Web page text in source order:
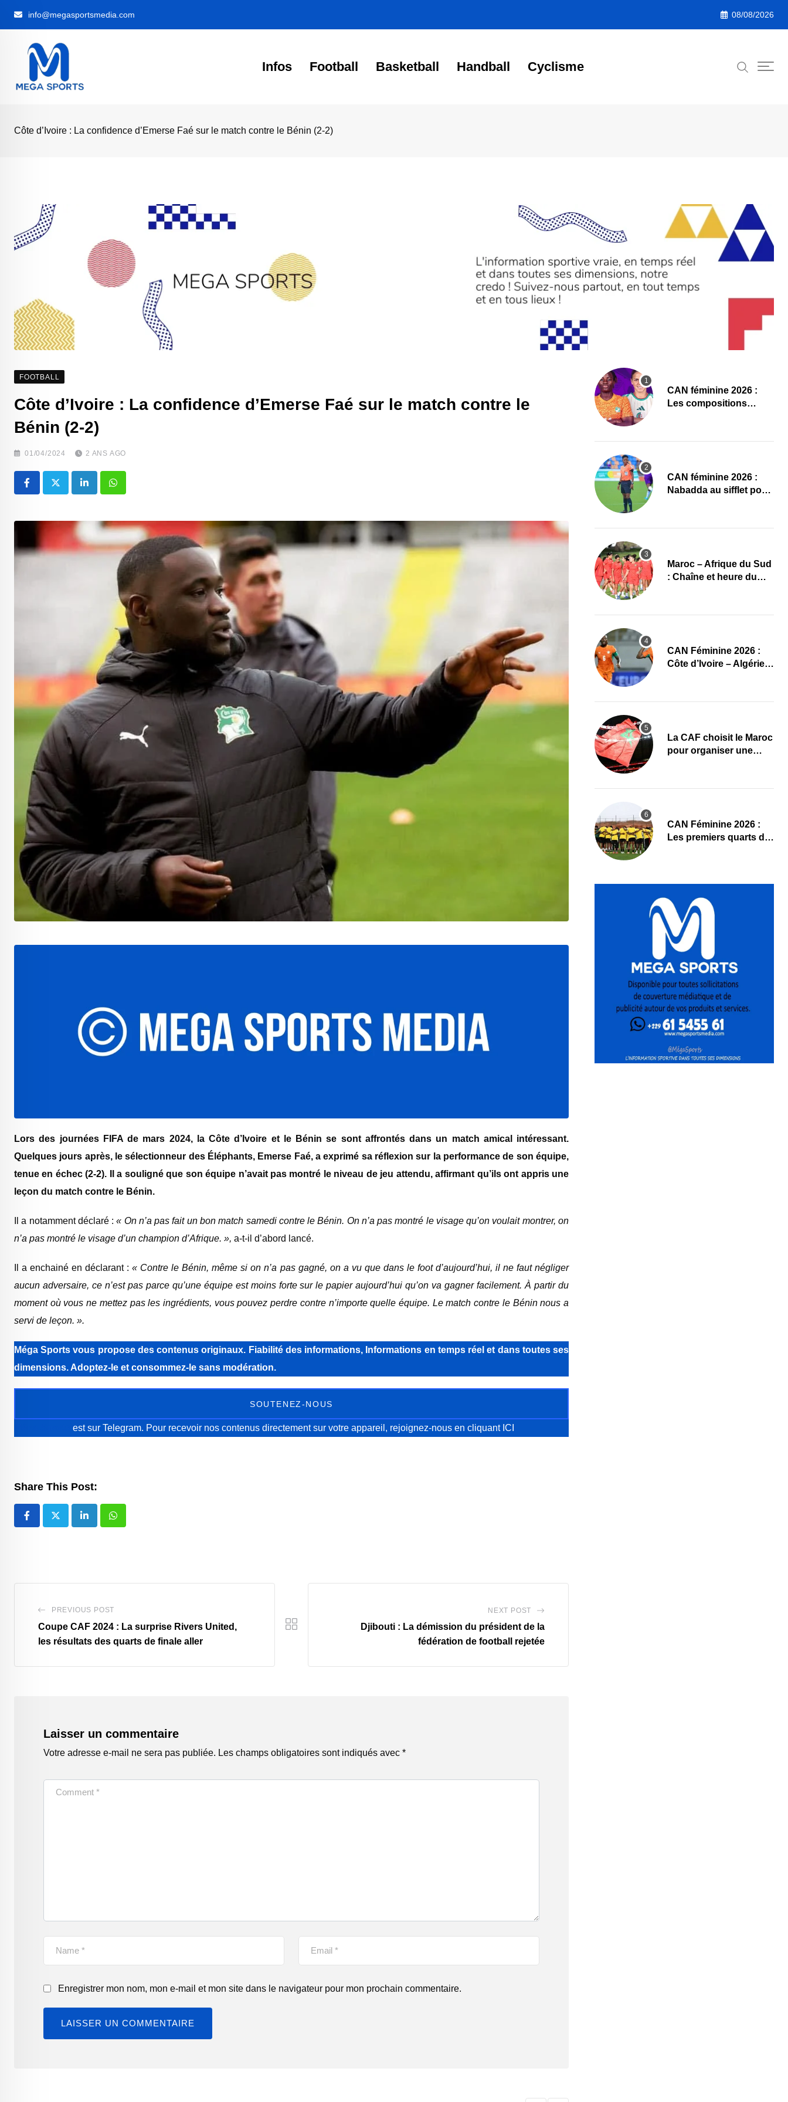
info@megasportsmedia.com 08/08/2026
Infos Football Basketball Handball Cyclisme
Côte d’Ivoire : La confidence d’Emerse Faé sur le match contre le Bénin (2-2)
FOOTBALL
Côte d’Ivoire : La confidence d’Emerse Faé sur le match contre le
Bénin (2-2)
01/04/2024 2 ANS AGO
LinkedIn Whatsapp
Lors des journées FIFA de mars 2024, la Côte d’Ivoire et le Bénin se sont affrontés dans un match amical intéressant.
Quelques jours après, le sélectionneur des Éléphants, Emerse Faé, a exprimé sa réflexion sur la performance de son équipe,
tenue en échec (2-2). Il a souligné que son équipe n’avait pas montré le niveau de jeu attendu, affirmant qu’ils ont appris une
leçon du match contre le Bénin.
Il a notamment déclaré : « On n’a pas fait un bon match samedi contre le Bénin. On n’a pas montré le visage qu’on voulait montrer, on
n’a pas montré le visage d’un champion d’Afrique. », a-t-il d’abord lancé.
Il a enchainé en déclarant :« Contre le Bénin, même si on n’a pas gagné, on a vu que dans le foot d’aujourd’hui, il ne faut négliger
aucun adversaire, ce n’est pas parce qu’une équipe est moins forte sur le papier aujourd’hui qu’on va gagner facilement. À partir du
moment où vous ne mettez pas les ingrédients, vous pouvez perdre contre n’importe quelle équipe. Le match contre le Bénin nous a
servi de leçon. ».
Méga Sports vous propose des contenus originaux. Fiabilité des informations, Informations en temps réel et dans toutes ses
dimensions. Adoptez-le et consommez-le sans modération.
SOUTENEZ-NOUS
est sur Telegram. Pour recevoir nos contenus directement sur votre appareil, rejoignez-nous en cliquant ICI
Share This Post:
LinkedInWhatsapp
PREVIOUS POST
Coupe CAF 2024 : La surprise Rivers United,
les résultats des quarts de finale aller
NEXT POST
Djibouti : La démission du président de la
fédération de football rejetée
Laisser un commentaire
Votre adresse e-mail ne sera pas publiée. Les champs obligatoires sont indiqués avec *
Enregistrer mon nom, mon e-mail et mon site dans le navigateur pour mon prochain commentaire.
‎CAN féminine 2026 :
Les compositions
‎CAN féminine 2026 :
Nabadda au sifflet pour
Maroc – Afrique du Sud
: Chaîne et heure du
CAN Féminine 2026 :
Côte d’Ivoire – Algérie,
La CAF choisit le Maroc
pour organiser une
CAN Féminine 2026 :
Les premiers quarts de